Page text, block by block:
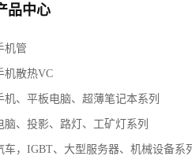
品中心
机管
机散热VC
机、平板电脑、超薄笔记本系列
脑、投影、路灯、工矿灯系列
车，IGBT、大型服务器、机械设备系